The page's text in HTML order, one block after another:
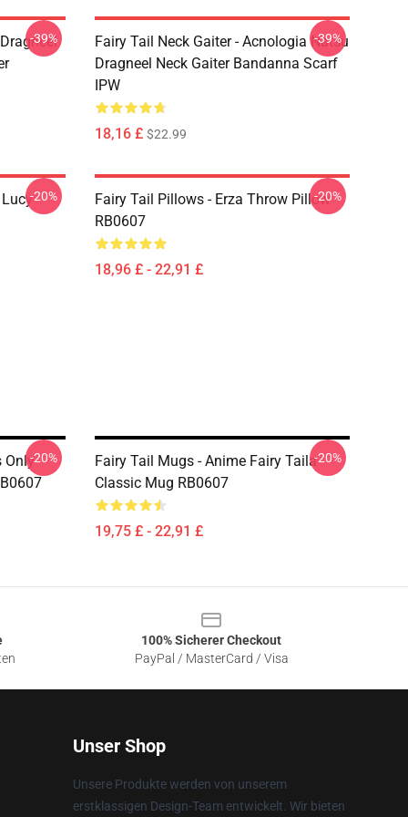
-39%
Fairy Tail Neck Gaiter - Acnologia Natsu
Dragneel Neck Gaiter Bandanna Scarf
IPW
18,16 £ $22.99
-39%
-20%
Fairy Tail Pillows - Erza Throw Pillow
RB0607
18,96 £ - 22,91 £
-20%
Only-20%
Fairy Tail Mugs - Anime Fairy Taila
Classic Mug RB0607
19,75 £ - 22,91 £
-20%
100% Sicherer Checkout
PayPal / MasterCard / Visa
Unser Shop
Unsere Produkte werden von unserem
erstklassigen Design-Team entwickelt. Wir bieten